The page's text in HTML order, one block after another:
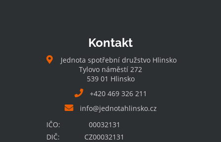
Kontakt
Jednota spotřební družstvo Hlinsko
Tylovo náměstí 272
539 01 Hlinsko
+420 469 326 211
info@jednotahlinsko.cz
IČO:
00032131
DIČ:
CZ00032131